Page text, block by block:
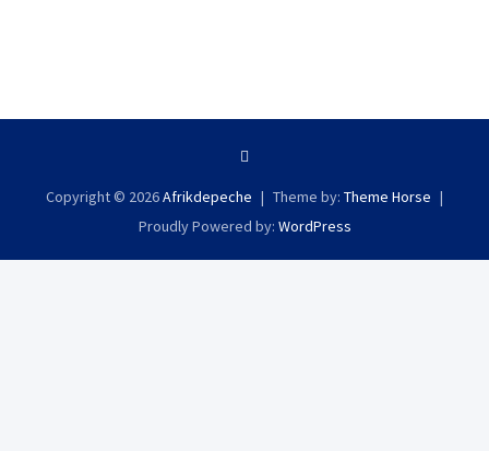
Copyright © 2026Afrikdepeche Theme by: Theme Horse
Proudly Powered by: WordPress